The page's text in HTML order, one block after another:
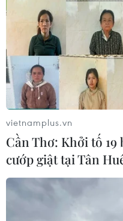
vietnamplus.vn
Cần Thơ: Khởi tố
cướp giật tại Tân